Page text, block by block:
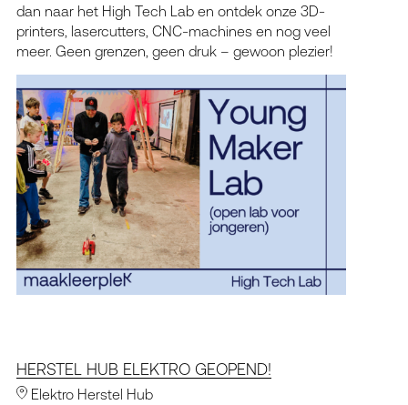
dan naar het High Tech Lab en ontdek onze 3D-
printers, lasercutters, CNC-machines en nog veel
meer. Geen grenzen, geen druk – gewoon plezier!
HERSTEL HUB ELEKTRO GEOPEND!
Elektro Herstel Hub